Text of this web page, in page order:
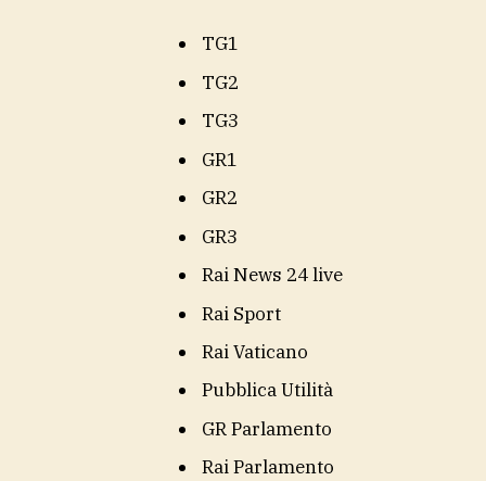
TG1
TG2
TG3
GR1
GR2
GR3
Rai News 24 live
Rai Sport
Rai Vaticano
Pubblica Utilità
GR Parlamento
Rai Parlamento